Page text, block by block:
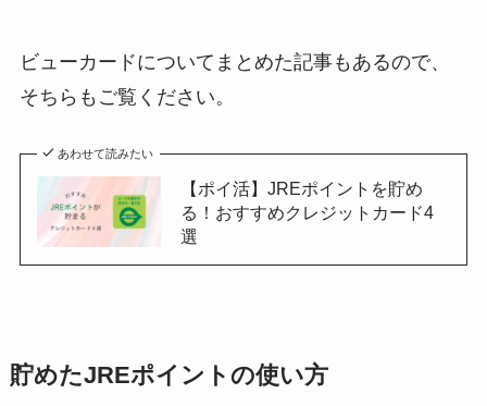
ビューカードについてまとめた記事もあるので、
そちらもご覧ください。
あわせて読みたい
【ポイ活】JREポイントを貯め
る！おすすめクレジットカード4
選
貯めたJREポイントの使い方